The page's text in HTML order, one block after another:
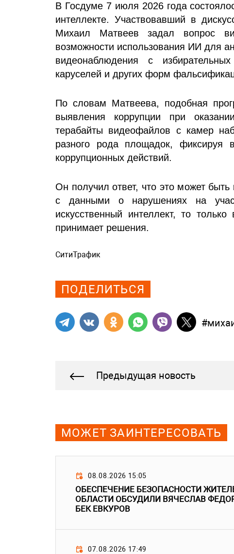
В Госдуме 7 июля 2026 года
интеллекте. Участвовавший в
Михаил Матвеев задал вопрос
возможности использования ИИ для
видеонаблюдения с
каруселей и других форм
По словам Матвеева, подобная
выявления коррупции при
терабайты видеофайлов с камер
разного рода площадок, фиксируя
коррупционных действий.
Он получил ответ, что это может быть
с данными о нарушениях на
искусственный интеллект, то
принимает решения.
СитиТрафик
ПОДЕЛИТЬСЯ
Предыдущая новость
МОЖЕТ ЗАИНТЕРЕСОВАТЬ
08.08.2026 15:05
ОБЕСПЕЧЕНИЕ БЕЗОПАСНОСТИ
ОБЛАСТИ ОБСУДИЛИ ВЯЧЕСЛАВ
БЕК ЕВКУРОВ
07.08.2026 17:49